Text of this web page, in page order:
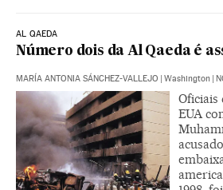
AL QAEDA
Número dois da Al Qaeda é
MARÍA ANTONIA SÁNCHEZ-VALLEJO Washington
Oficiais
EUA